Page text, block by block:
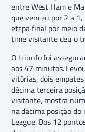
entre West Ham e
que venceu por 2 a
etapa final por meio
time visitante deu o
O triunfo foi
aos 47 minutos.
vitórias, dois
décima terceira
visitante, mostra
na décima posição
League. Dos 12